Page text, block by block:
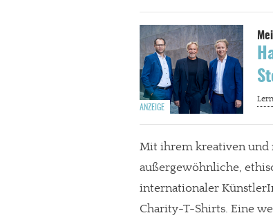
Mit ihrem kreativen und
außergewöhnliche,
internationaler
Charity-T-Shirts. Eine